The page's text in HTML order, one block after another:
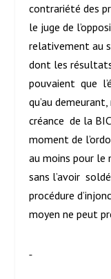
contrariété des
le juge de
relativement au
dont les
pouvaient que
qu’au
créance de la
moment de
au moins pour le
sans l’avoir
procédure
moyen ne peut